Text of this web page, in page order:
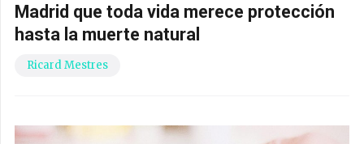
Madrid que toda vida merece protección
hasta la muerte natural
Ricard Mestres